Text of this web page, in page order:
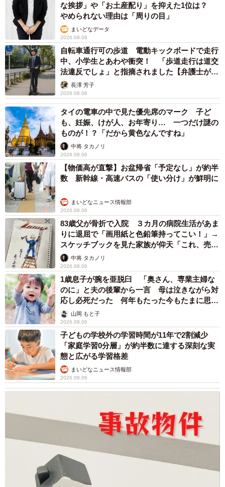
な挨拶」や「お土産配り」を抑えた1位は？
やめられない理由は「周りの目」
まいどなデータ
2026.08.06
自転車通行可の歩道 電動キックボードで走行
中、小学生とあわや衝突！ 「歩道走行は道交
法違反でしょ」と指摘されました【弁護士が解
説】長澤 芳子
2026.08.06
タイの電車の中で見た優先席のマーク 子ど
も、妊娠、けが人、お年寄り… 一つだけ謎の
ものが！？「だから黄色なんですね」
中将 タカノリ
2026.08.06
【物価高が直撃】お盆帰省「予定なし」が約半
数 新幹線・高速バスの「使い分け」が鮮明に
まいどなニュース情報部
2026.08.06
83歳父が骨折で入院 ３カ月の病院生活があま
りに退屈で「画用紙と色鉛筆持ってこい！」→
スケッチブックを見た家族が仰天「これ、売れ
ますよ…」
中将 タカノリ
2026.08.06
1歳息子が腕を亜脱臼 「奥さん、専業主婦な
のに」と夫の後輩から一言 母は泣きながら対
応し必死だった 何年もたった今もたまに思い
出し…山岡 もと子
2026.08.06
子どもの学校外の学習時間が11年で2割減少
「家庭学習0分層」が約半数に達する深刻な実
態と広がる学習格差
まいどなニュース情報部
2026.08.06